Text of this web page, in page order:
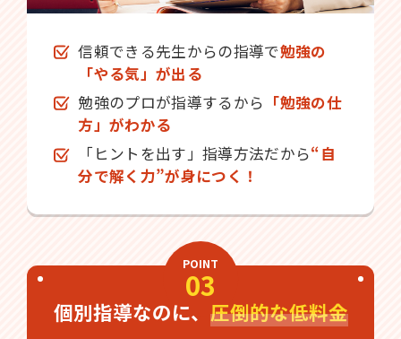
信頼できる先生からの指導で勉強の
「やる気」が出る
勉強のプロが指導するから 「勉強の仕
方」がわかる
「ヒントを出す」指導方法だから“自
分で解く力”が身につく！
POINT
03
個別指導なのに、 圧倒的な低料金